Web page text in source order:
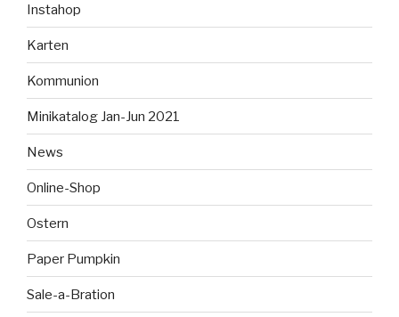
Instahop
Karten
Kommunion
Minikatalog Jan-Jun 2021
News
Online-Shop
Ostern
Paper Pumpkin
Sale-a-Bration